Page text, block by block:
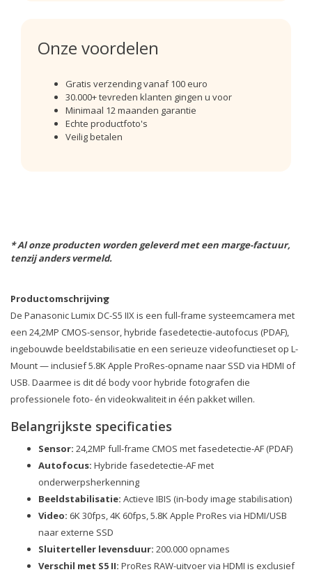
Onze voordelen
Gratis verzending vanaf 100 euro
30.000+ tevreden klanten gingen u voor
Minimaal 12 maanden garantie
Echte productfoto's
Veilig betalen
* Al onze producten worden geleverd met een marge-factuur,
tenzij anders vermeld.
Productomschrijving
De Panasonic Lumix DC-S5 IIX is een full-frame systeemcamera met
een 24,2MP CMOS-sensor, hybride fasedetectie-autofocus (PDAF),
ingebouwde beeldstabilisatie en een serieuze videofunctieset op L-
Mount — inclusief 5.8K Apple ProRes-opname naar SSD via HDMI of
USB. Daarmee is dit dé body voor hybride fotografen die
professionele foto- én videokwaliteit in één pakket willen.
Belangrijkste specificaties
Sensor: 24,2MP full-frame CMOS met fasedetectie-AF (PDAF)
Autofocus: Hybride fasedetectie-AF met
onderwerpsherkenning
Beeldstabilisatie: Actieve IBIS (in-body image stabilisation)
Video: 6K 30fps, 4K 60fps, 5.8K Apple ProRes via HDMI/USB
naar externe SSD
Sluiterteller levensduur: 200.000 opnames
Verschil met S5 II: ProRes RAW-uitvoer via HDMI is exclusief